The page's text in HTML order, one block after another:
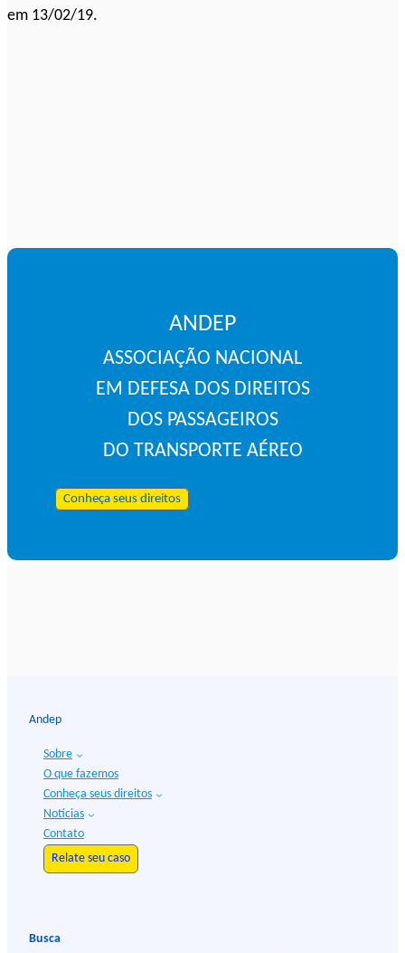
em 13/02/19.
ANDEP
ASSOCIAÇÃO NACIONAL
EM DEFESA DOS DIREITOS
DOS PASSAGEIROS
DO TRANSPORTE AÉREO
Conheça seus direitos
Andep
Sobre
O que fazemos
Conheça seus direitos
Notícias
Contato
Relate seu caso
Busca